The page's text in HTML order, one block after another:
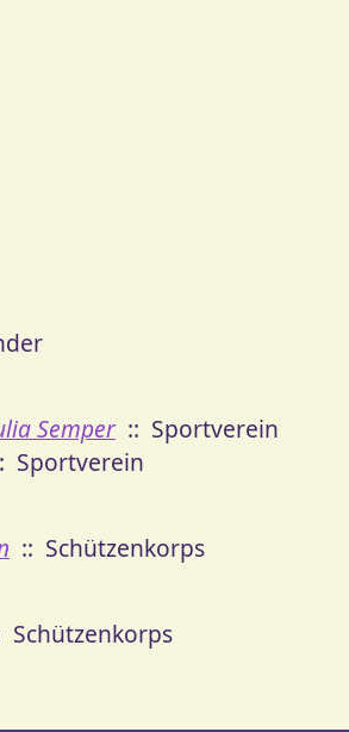
Semper :: Sportverein
Sportverein
:: Schützenkorps
Schützenkorps